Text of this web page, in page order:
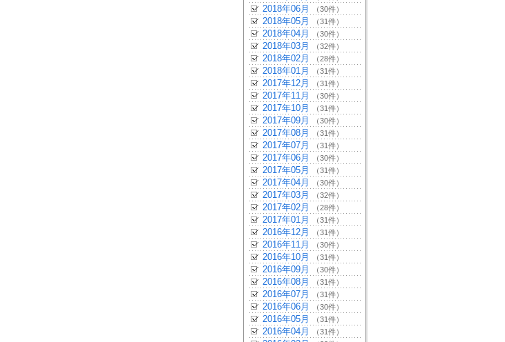
2018年06月 （30件）
2018年05月 （31件）
2018年04月 （30件）
2018年03月 （32件）
2018年02月 （28件）
2018年01月 （31件）
2017年12月 （31件）
2017年11月 （30件）
2017年10月 （31件）
2017年09月 （30件）
2017年08月 （31件）
2017年07月 （31件）
2017年06月 （30件）
2017年05月 （31件）
2017年04月 （30件）
2017年03月 （32件）
2017年02月 （28件）
2017年01月 （31件）
2016年12月 （31件）
2016年11月 （30件）
2016年10月 （31件）
2016年09月 （30件）
2016年08月 （31件）
2016年07月 （31件）
2016年06月 （30件）
2016年05月 （31件）
2016年04月 （31件）